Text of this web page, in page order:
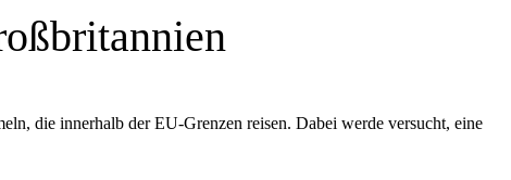
die innerhalb der EU-Grenzen reisen. Dabei werde versucht, eine